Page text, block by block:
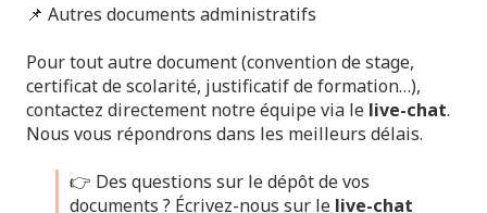
📌 Autres documents administratifs
Pour tout autre document (convention de stage,
certificat de scolarité, justificatif de formation…),
contactez directement notre équipe via le live-chat.
Nous vous répondrons dans les meilleurs délais.
👉 Des questions sur le dépôt de vos
documents ? Écrivez-nous sur le live-chat